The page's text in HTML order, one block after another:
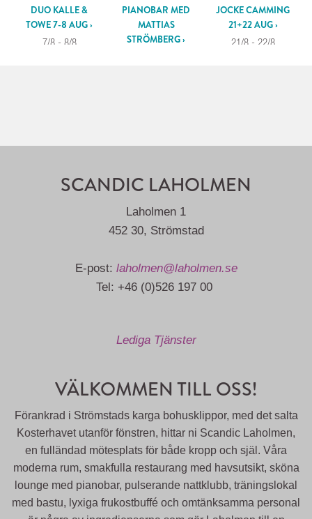
DUO KALLE &
TOWE 7-8 AUG ›
7/8 - 8/8
PIANOBAR MED
MATTIAS
STRÖMBERG ›
JOCKE CAMMING
21+22 AUG ›
21/8 - 22/8
SCANDIC LAHOLMEN
Laholmen 1
452 30, Strömstad
E-post: laholmen@laholmen.se
Tel: +46 (0)526 197 00
Lediga Tjänster
VÄLKOMMEN TILL OSS!
Förankrad i Strömstads karga bohusklippor, med det salta
Kosterhavet utanför fönstren, hittar ni Scandic Laholmen,
en fulländad mötesplats för både kropp och själ. Våra
moderna rum, smakfulla restaurang med havsutsikt, sköna
lounge med pianobar, pulserande nattklubb, träningslokal
med bastu, lyxiga frukostbuffé och omtänksamma personal